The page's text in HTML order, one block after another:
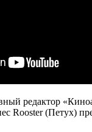
редактор
Rooster (Петух)